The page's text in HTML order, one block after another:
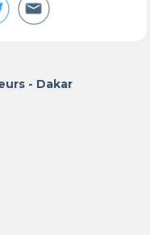
- Dakar